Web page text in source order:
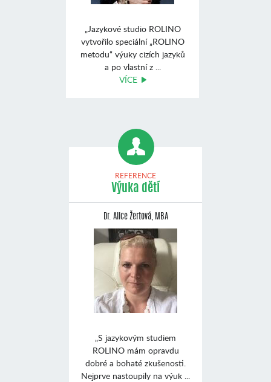
„Jazykové studio ROLINO
vytvořilo speciální „ROLINO
metodu“ výuky cizích jazyků
a po vlastní z ...
VÍCE
REFERENCE
Výuka dětí
Dr. Alice Žertová, MBA
„S jazykovým studiem
ROLINO mám opravdu
dobré a bohaté zkušenosti.
Nejprve nastoupily na výuk ...